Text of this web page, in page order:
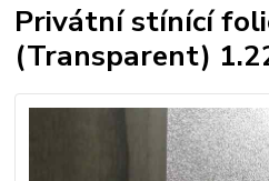
Privátní stínící
(Transparent)